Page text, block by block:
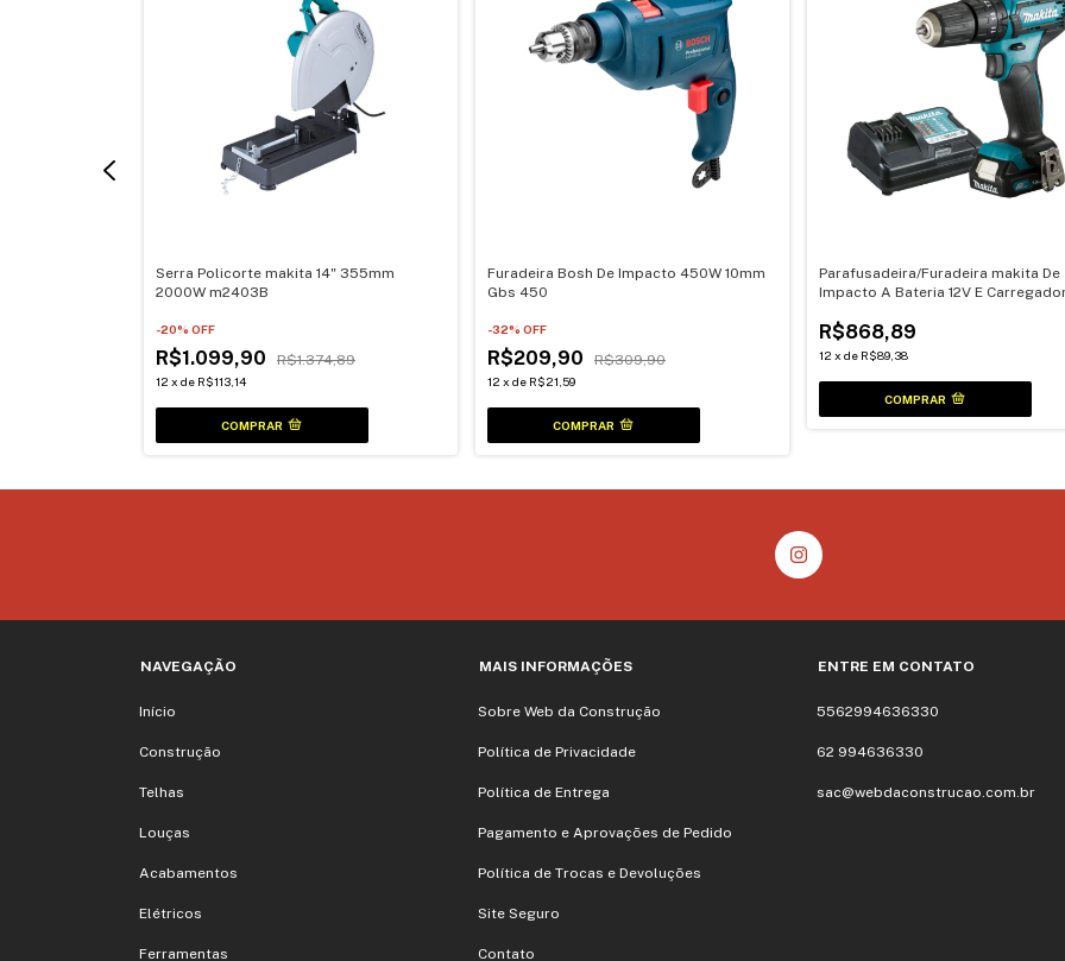
Serra Policorte makita 14" 355mm
2000W m2403B
-20% OFF
R$1.099,90 R$1.374,89
12 x de R$113,14
Furadeira Bosh De Impacto 450W 10mm
Gbs 450
-32% OFF
R$209,90 R$309,90
12 x de R$21,59
Parafusadeira/Furadeira makita De
Impacto A Bateria 12V E
R$868,89
12 x de R$89,38
NAVEGAÇÃO
Início
Construção
Telhas
Louças
Acabamentos
Elétricos
Ferramentas
MAIS INFORMAÇÕES
Sobre Web da Construção
Política de Privacidade
Política de Entrega
Pagamento e Aprovações de Pedido
Política de Trocas e Devoluções
Site Seguro
Contato
ENTRE EM CONTATO
5562994636330
62 994636330
sac@webdaconstrucao.com.br